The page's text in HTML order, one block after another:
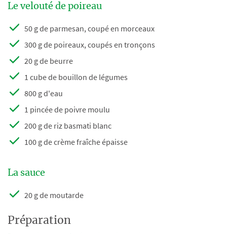
Le velouté de poireau
50 g de parmesan, coupé en morceaux
300 g de poireaux, coupés en tronçons
20 g de beurre
1 cube de bouillon de légumes
800 g d'eau
1 pincée de poivre moulu
200 g de riz basmati blanc
100 g de crème fraîche épaisse
La sauce
20 g de moutarde
Préparation